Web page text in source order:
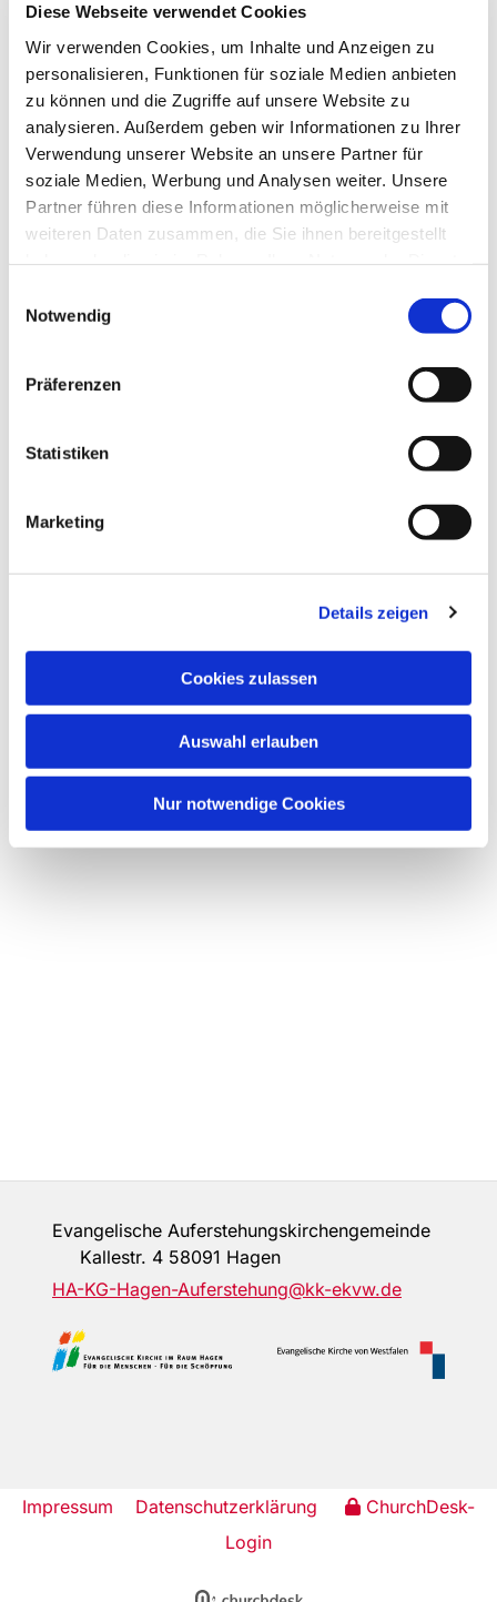
Diese Webseite verwendet Cookies
Wir verwenden Cookies, um Inhalte und Anzeigen zu
personalisieren, Funktionen für soziale Medien anbieten
zu können und die Zugriffe auf unsere Website zu
analysieren. Außerdem geben wir Informationen zu Ihrer
Verwendung unserer Website an unsere Partner für
soziale Medien, Werbung und Analysen weiter. Unsere
Partner führen diese Informationen möglicherweise mit
weiteren Daten zusammen, die Sie ihnen bereitgestellt
Notwendig
Präferenzen
Statistiken
Marketing
Details zeigen
Cookies zulassen
Auswahl erlauben
Nur notwendige Cookies
Dies könnte Sie auch
Evangelische Auferstehungskirchengemeinde
Kallestr. 4 58091 Hagen
HA-KG-Hagen-Auferstehung@kk-ekvw.de
Impressum Datenschutzerklärung
ChurchDesk-
Login